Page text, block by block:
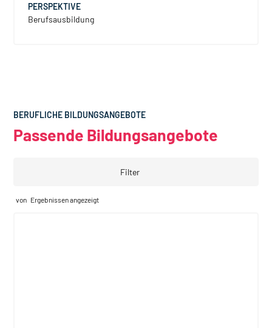
PERSPEKTIVE
Berufsausbildung
BERUFLICHE BILDUNGSANGEBOTE
Passende Bildungsangebote
Filter
von Ergebnissen angezeigt